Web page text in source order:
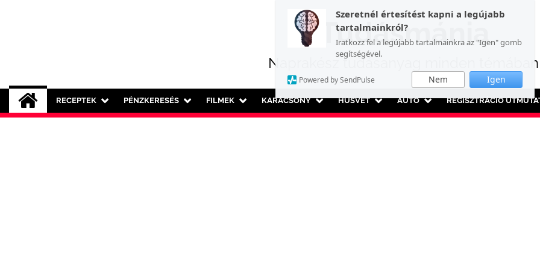
Szeretnél értesítést kapni a legújabb
tartalmainkról?
Iratkozz fel a legújabb tartalmainkra az "Igen" gomb
segítségével.
Nem Igen
Powered by SendPulse
Tudásmánia
Naprakész tudásanyag minden
RECEPTEK PÉNZKERESÉS FILMEK KARÁCSONY HÚSVÉT AUTÓ REGISZTRÁCIÓ